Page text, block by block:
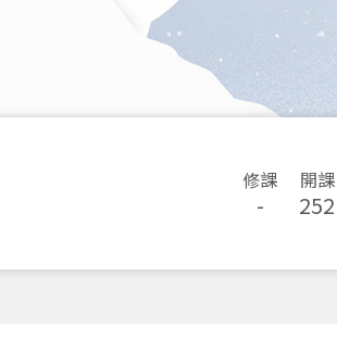
修課
-
開課
252